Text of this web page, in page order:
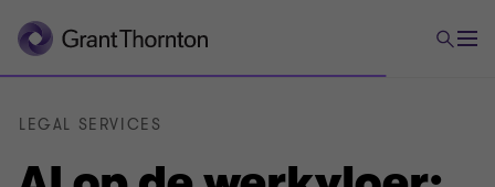
LEGAL SERVICES